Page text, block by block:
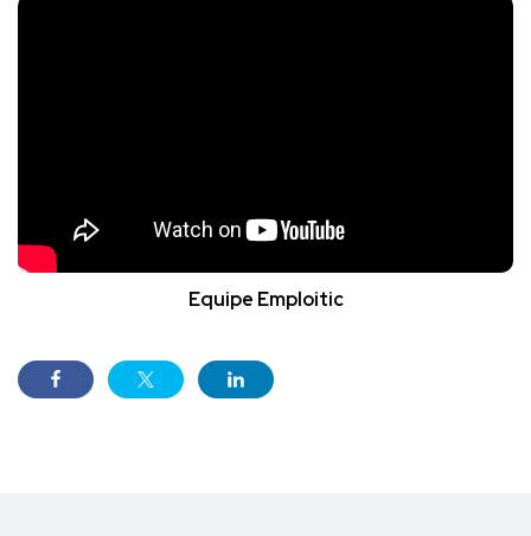
Equipe Emploitic